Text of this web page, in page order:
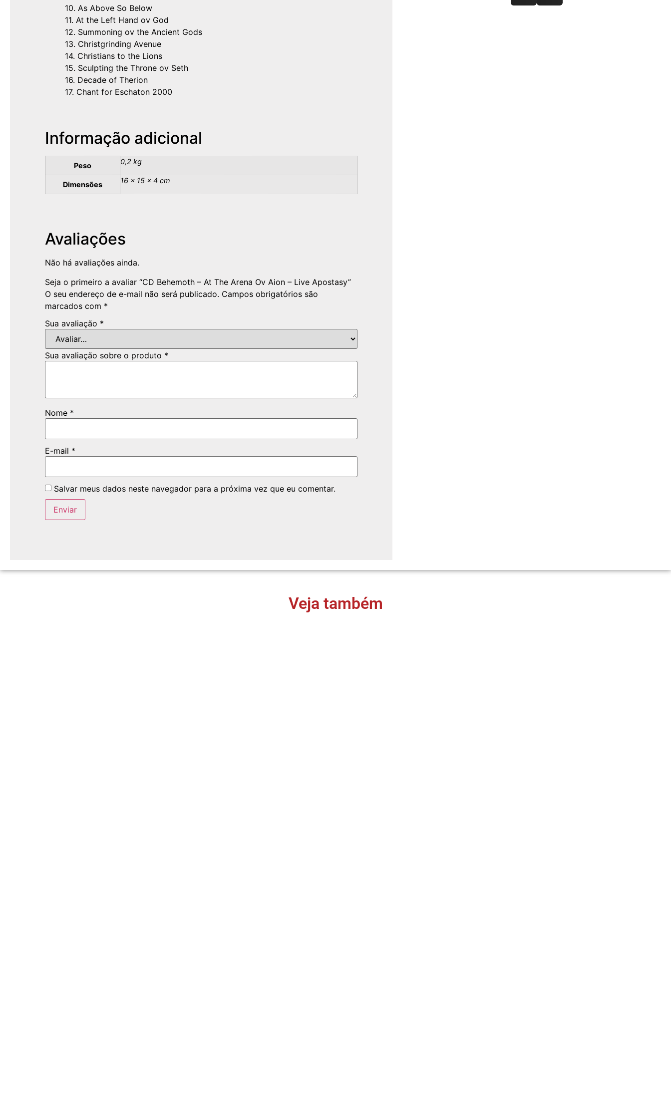
10. As Above So Below
11. At the Left Hand ov God
12. Summoning ov the Ancient Gods
13. Christgrinding Avenue
14. Christians to the Lions
15. Sculpting the Throne ov Seth
16. Decade of Therion
17. Chant for Eschaton 2000
Informação adicional
Peso 0,2 kg
Dimensões 16 × 15 × 4 cm
Avaliações
Não há avaliações ainda.
Seja o primeiro a avaliar “CD Behemoth – At The Arena Ov Aion – Live Apostasy”
O seu endereço de e-mail não será publicado. Campos obrigatórios são
marcados com *
Sua avaliação *
Sua avaliação sobre o produto *
Nome *
E-mail *
Salvar meus dados neste navegador para a próxima vez que eu comentar.
Veja também